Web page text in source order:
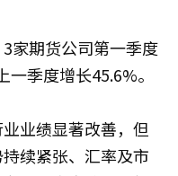
家期货公司第一季度
季度增长45.6%。
业绩显著改善，但
续紧张、汇率及市